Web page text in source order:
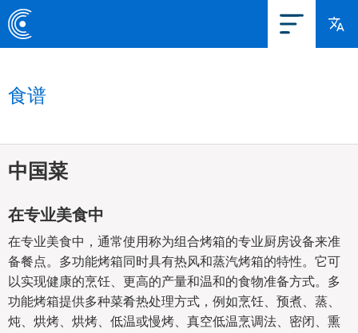
食谱
中国菜
在专业美食中
在专业美食中，通常使用称为组合烤箱的专业厨房设备来准
备餐点。多功能烤箱同时具有热风和蒸汽烤箱的特性。它可
以实现健康的烹饪、更高的产量和温和的食物准备方式。多
功能烤箱提供多种菜肴热处理方式，例如烹饪、预煮、蒸、
炖、烘烤、烘烤、低温或慢烤、真空低温烹调法、密闭、熏